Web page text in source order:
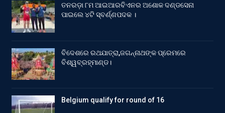
ତନରଡ଼ା ୮ମ ଆଇଆରବିଏନର ଅଶୋକ ଦଣ୍ଡସେନା
ପାଇଲେ ୪ଟି ସ୍ବର୍ଣ୍ଣପଦକ ।
ବିଦେଶରେ ରଥଯାତ୍ରା,ଜଗନ୍ନାଥଙ୍କ ପ୍ରେମରେ
ବିଶ୍ୱବ୍ରହ୍ମାଣ୍ଡ।
Belgium qualify for round of 16